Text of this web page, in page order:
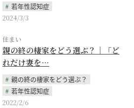
若年性認知症
2024/3/3
住まい
親の終の棲家をどう選ぶ？｜「ど
れだけ妻を…
親の終の棲家をどう選ぶ？
若年性認知症
2022/2/6